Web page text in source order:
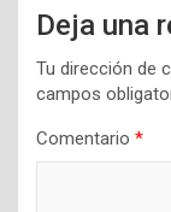
Deja una
Tu dirección de
campos
Comentario *